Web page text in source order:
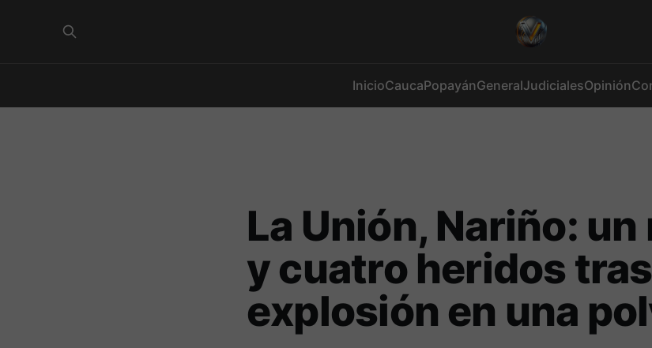
InicioCaucaPopayánGeneralJudicialesOpinión
La Unión, Nariño:
y cuatro heridos tras
explosión en una